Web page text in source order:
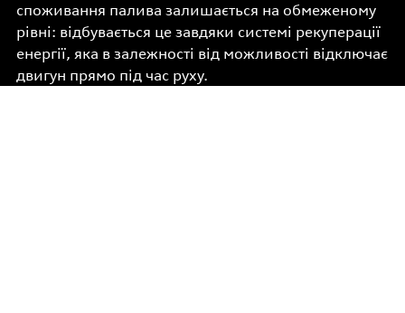
споживання палива залишається на обмеженому
рівні: відбувається це завдяки системі рекуперації
енергії, яка в залежності від можливості відключає
двигун прямо під час руху.